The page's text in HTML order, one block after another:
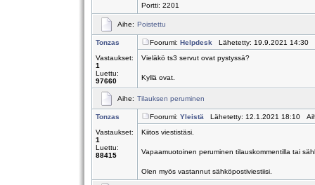
Portti: 2201
Aihe: Poistettu
Tonzas
Vastaukset:
1
Luettu:
97660
Foorumi: Helpdesk Lähetetty: 19.9.2021 14:30
Vieläkö ts3 servut ovat pystyssä?
Kyllä ovat.
Aihe: Tilauksen peruminen
Tonzas
Vastaukset:
1
Luettu:
88415
Foorumi: Yleistä Lähetetty: 12.1.2021 18:10
Kiitos viestistäsi.
Vapaamuotoinen peruminen tilauskommentilla tai
Olen myös vastannut sähköpostiviestiisi.